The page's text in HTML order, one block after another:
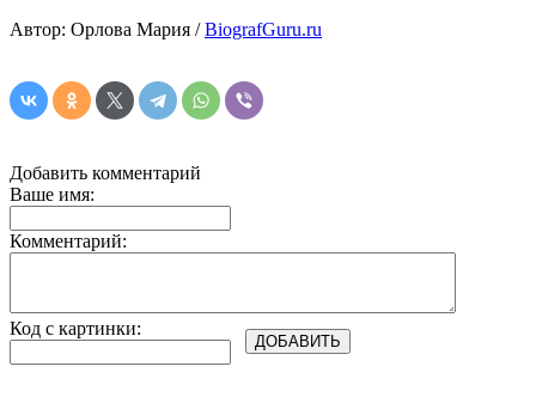
Автор: Орлова Мария /BiografGuru.ru
Добавить комментарий
Ваше имя:
Комментарий:
Код с картинки: